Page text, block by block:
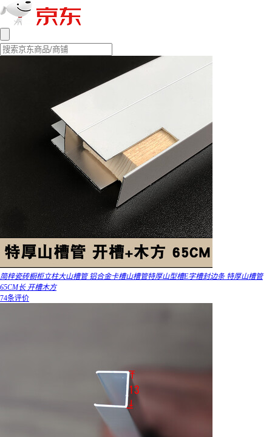
简梓瓷砖橱柜立柱大山槽管 铝合金卡槽山槽管特厚山型槽E字槽封边条 特厚山槽管
65CM长 开槽木方
74条评价